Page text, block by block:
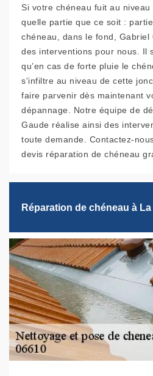
Si votre chéneau fuit au
quelle partie que ce soit :
chéneau, dans le fond, Gabriel
des interventions pour nous. Il
qu’en cas de forte pluie le
s'infiltre au niveau de cette
faire parvenir dès maintenant
dépannage. Notre équipe de
Gaude réalise ainsi des
toute demande. Contactez-
devis réparation de chéneau
Réparation de chéneau à